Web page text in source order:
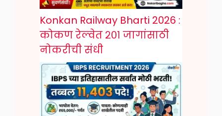
Konkan Railway Bharti 2026 :
कोकण रेल्वेत २०१ जागांसाठी
नोकरीची संधी